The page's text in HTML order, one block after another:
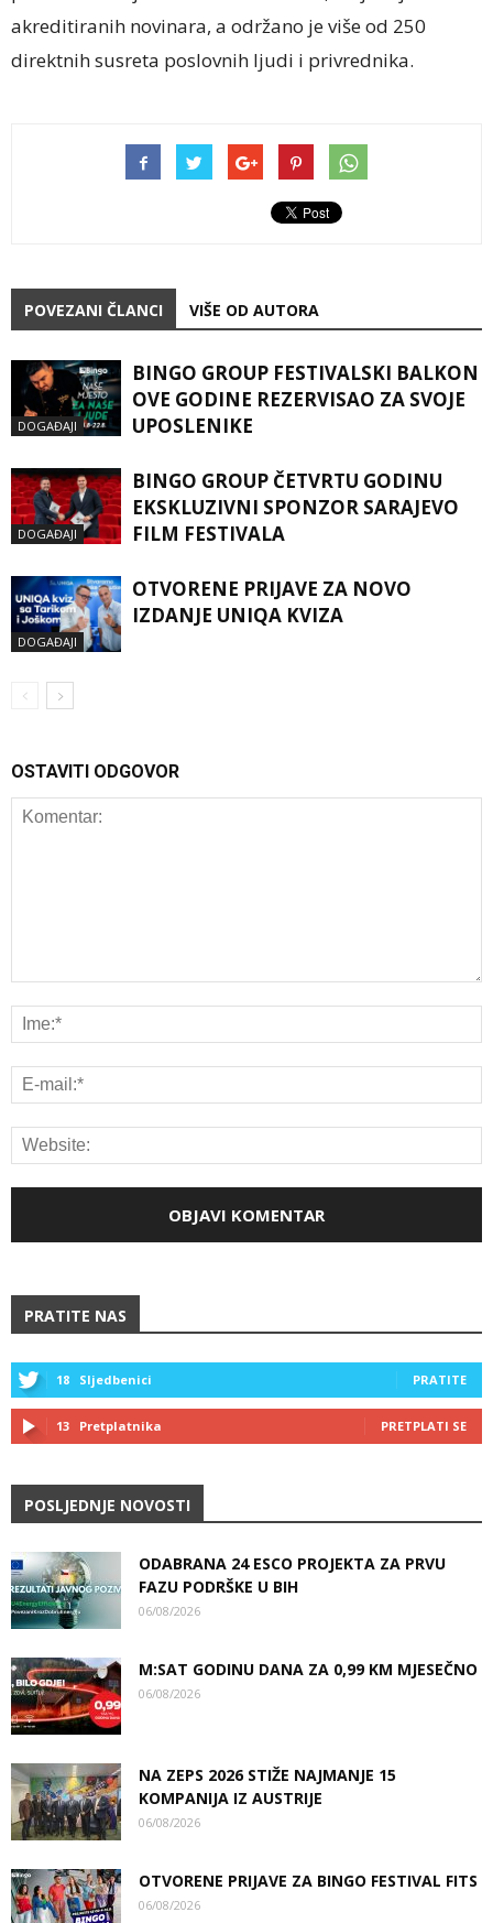
akreditiranih novinara, a održano je više od 250
direktnih susreta poslovnih ljudi i privrednika.
POVEZANI ČLANCI VIŠE OD AUTORA
DOGAĐAJI
BINGO GROUP FESTIVALSKI BALKON
OVE GODINE REZERVISAO ZA SVOJE
UPOSLENIKE
DOGAĐAJI
BINGO GROUP ČETVRTU GODINU
EKSKLUZIVNI SPONZOR SARAJEVO
FILM FESTIVALA
DOGAĐAJI
OTVORENE PRIJAVE ZA NOVO
IZDANJE UNIQA KVIZA
OSTAVITI ODGOVOR
PRATITE NAS
18 Sljedbenici PRATITE
13 Pretplatnika PRETPLATI SE
POSLJEDNJE NOVOSTI
ODABRANA 24 ESCO PROJEKTA ZA PRVU
FAZU PODRŠKE U BIH
06/08/2026
M:SAT GODINU DANA ZA 0,99 KM MJESEČNO
06/08/2026
NA ZEPS 2026 STIŽE NAJMANJE 15
KOMPANIJA IZ AUSTRIJE
06/08/2026
OTVORENE PRIJAVE ZA BINGO FESTIVAL FITS
06/08/2026